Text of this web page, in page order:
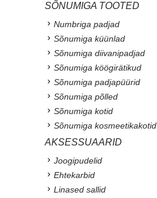
SÕNUMIGA TOOTED
Numbriga padjad
Sõnumiga küünlad
Sõnumiga diivanipadjad
Sõnumiga köögirätikud
Sõnumiga padjapüürid
Sõnumiga põlled
Sõnumiga kotid
Sõnumiga kosmeetikakotid
AKSESSUAARID
Joogipudelid
Ehtekarbid
Linased sallid